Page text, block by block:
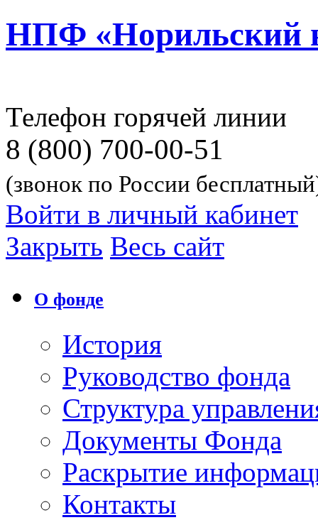
НПФ «Норильский
Телефон горячей линии
8 (800) 700-00-51
(звонок по России
Войти в личный кабинет
Закрыть Весь сайт
О фонде
История
Руководство фонда
Структура
Документы Фонда
Раскрытие
Контакты